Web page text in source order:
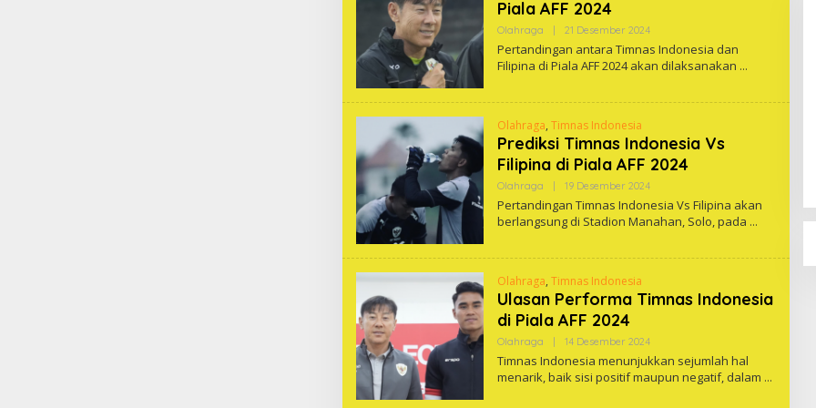
Piala AFF 2024
Olahraga 21 Desember 2024Oleh
Pertandingan antara Timnas Indonesia dan
Filipina di Piala AFF 2024 akan dilaksanakan
Olahraga, Timnas Indonesia
Prediksi Timnas Indonesia Vs
Filipina di Piala AFF 2024
Olahraga 19 Desember 2024Oleh
Pertandingan Timnas Indonesia Vs Filipina akan
berlangsung di Stadion Manahan, Solo, pada
Olahraga, Timnas Indonesia
Ulasan Performa Timnas Indonesia
di Piala AFF 2024
Olahraga 14 Desember 2024Oleh
Timnas Indonesia menunjukkan sejumlah hal
menarik, baik sisi positif maupun negatif, dalam